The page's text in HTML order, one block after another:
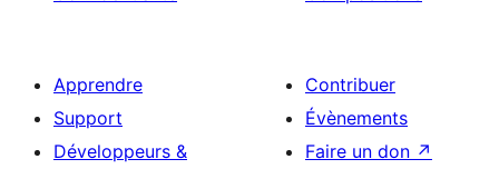
Apprendre
Support
Développeurs &
Contribuer
Évènements
Faire un don ↗